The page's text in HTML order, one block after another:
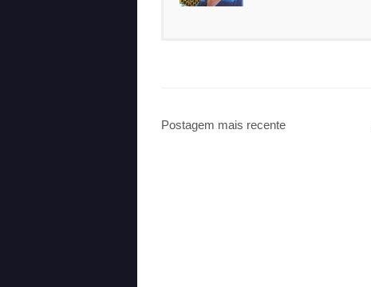
Postagem mais recente